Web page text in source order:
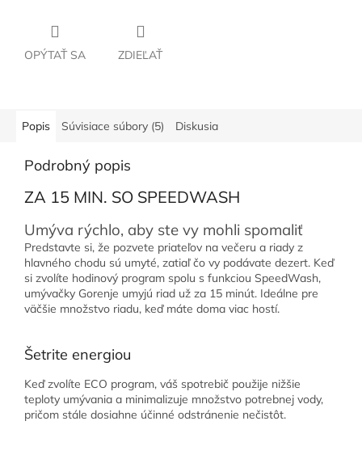
OPÝTAŤ SA ZDIEĽAŤ
Popis Súvisiace súbory (5) Diskusia
Podrobný popis
ZA 15 MIN. SO SPEEDWASH
Umýva rýchlo, aby ste vy mohli spomaliť
Predstavte si, že pozvete priateľov na večeru a riady z
hlavného chodu sú umyté, zatiaľ čo vy podávate dezert. Keď
si zvolíte hodinový program spolu s funkciou SpeedWash,
umývačky Gorenje umyjú riad už za 15 minút. Ideálne pre
väčšie množstvo riadu, keď máte doma viac hostí.
Šetrite energiou
Keď zvolíte ECO program, váš spotrebič použije nižšie
teploty umývania a minimalizuje množstvo potrebnej vody,
pričom stále dosiahne účinné odstránenie nečistôt.